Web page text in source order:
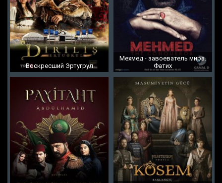
Воскресший Эртугрул
Мехмед - завоеватель мира.
Фатих